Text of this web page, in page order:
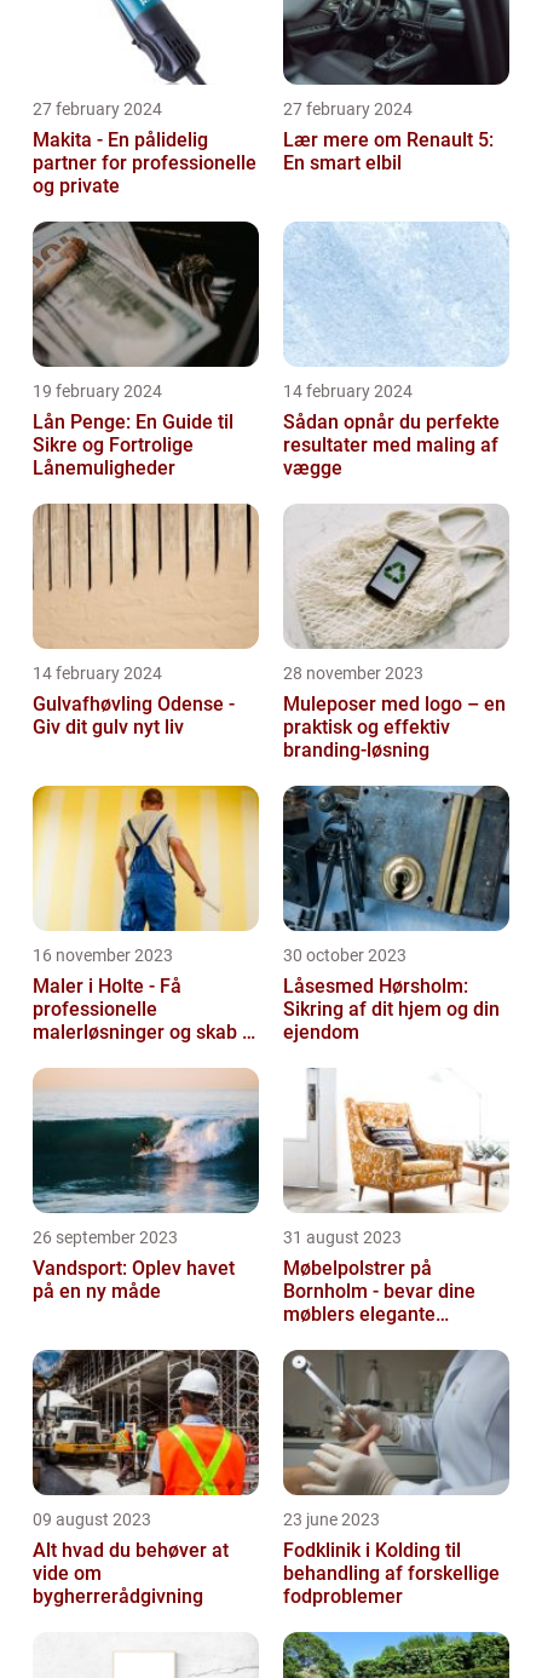
27 february 2024
Makita - En pålidelig
partner for professionelle
og private
27 february 2024
Lær mere om Renault 5:
En smart elbil
19 february 2024
Lån Penge: En Guide til
Sikre og Fortrolige
Lånemuligheder
14 february 2024
Sådan opnår du perfekte
resultater med maling af
vægge
14 february 2024
Gulvafhøvling Odense -
Giv dit gulv nyt liv
28 november 2023
Muleposer med logo – en
praktisk og effektiv
branding-løsning
16 november 2023
Maler i Holte - Få
professionelle
malerløsninger og skab et
30 october 2023
Låsesmed Hørsholm:
Sikring af dit hjem og din
ejendom
26 september 2023
Vandsport: Oplev havet
på en ny måde
31 august 2023
Møbelpolstrer på
Bornholm - bevar dine
møblers elegante
09 august 2023
Alt hvad du behøver at
vide om
bygherrerådgivning
23 june 2023
Fodklinik i Kolding til
behandling af forskellige
fodproblemer